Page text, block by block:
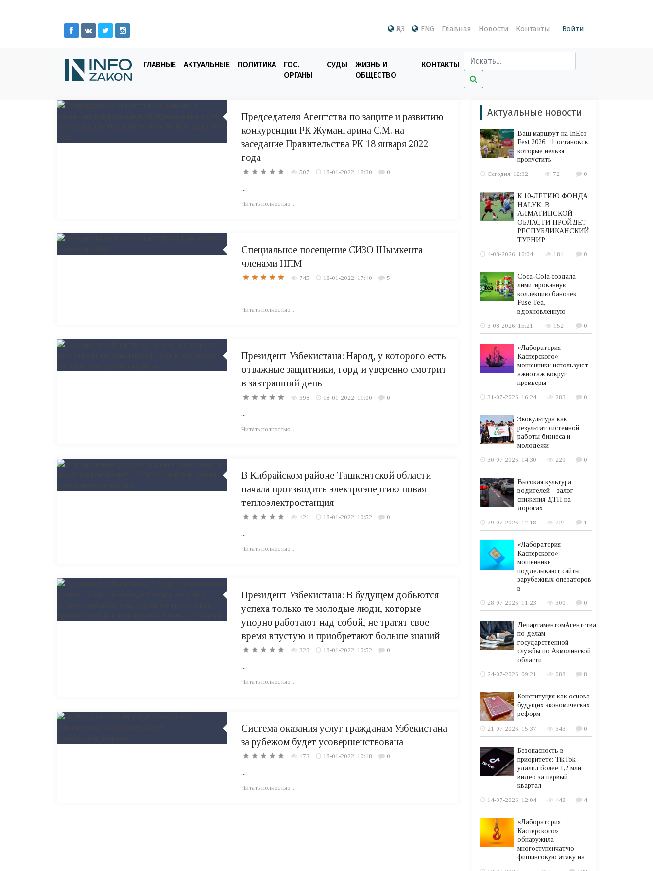
ҚАЗ ENG Главная Новости Контакты Войти
ГЛАВНЫЕ АКТУАЛЬНЫЕ ПОЛИТИКА
ГОС.
ОРГАНЫ
СУДЫ
ЖИЗНЬ И
ОБЩЕСТВО
КОНТАКТЫ
Председателя Агентства по защите и развитию
конкуренции РК Жумангарина С.М. на
заседание Правительства РК 18 января 2022
года
507 18-01-2022, 18:30 0
...
Читать полностью...
Специальное посещение СИЗО Шымкента
членами НПМ
745 18-01-2022, 17:40 5
...
Читать полностью...
Президент Узбекистана: Народ, у которого есть
отважные защитники, горд и уверенно смотрит
в завтрашний день
398 18-01-2022, 11:00 0
...
Читать полностью...
В Кибрайском районе Ташкентской области
начала производить электроэнергию новая
теплоэлектростанция
421 18-01-2022, 10:52 0
...
Читать полностью...
Президент Узбекистана: В будущем добьются
успеха только те молодые люди, которые
упорно работают над собой, не тратят свое
время впустую и приобретают больше знаний
323 18-01-2022, 10:52 0
...
Читать полностью...
Система оказания услуг гражданам Узбекистана
за рубежом будет усовершенствована
473 18-01-2022, 10:48 0
...
Читать полностью...
Актуальные новости
Ваш маршрут на InEco
Fest 2026: 11 остановок,
которые нельзя
пропустить
Сегодня, 12:32
72 0
К 10-ЛЕТИЮ ФОНДА
HALYK: В
АЛМАТИНСКОЙ
ОБЛАСТИ ПРОЙДЕТ
РЕСПУБЛИКАНСКИЙ
ТУРНИР
4-08-2026, 10:04
184 0
Coca-Cola создала
лимитированную
коллекцию баночек
Fuse Tea,
вдохновленную
3-08-2026, 15:21
152 0
«Лаборатория
Касперского»:
мошенники используют
ажиотаж вокруг
премьеры
31-07-2026, 16:24
283 0
Экокультура как
результат системной
работы бизнеса и
молодежи
30-07-2026, 14:30
229 0
Высокая культура
водителей – залог
снижения ДТП на
дорогах
29-07-2026, 17:18
221 1
«Лаборатория
Касперского»:
мошенники
подделывают сайты
зарубежных операторов
в
28-07-2026, 11:23
300 0
ДепартаментомАгентства
по делам
государственной
службы по Акмолинской
области
24-07-2026, 09:21
688 8
Конституция как основа
будущих экономических
реформ
21-07-2026, 15:37
343 0
Безопасность в
приоритете: TikTok
удалил более 1,2 млн
видео за первый
квартал
14-07-2026, 12:04
448 4
«Лаборатория
Касперского»
обнаружила
многоступенчатую
фишинговую атаку на